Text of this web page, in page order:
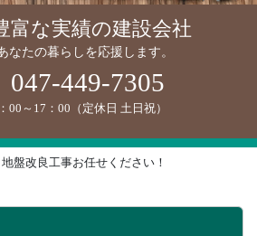
富な実績の建設会社
なたの暮らしを応援します。
047-449-7305
00～17：00（定休日 土日祝）
盤改良工事お任せください！